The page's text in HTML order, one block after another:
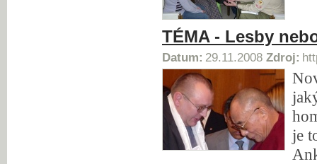
TÉMA - Lesby
Datum: 29.11.2008 Zdroj:
je